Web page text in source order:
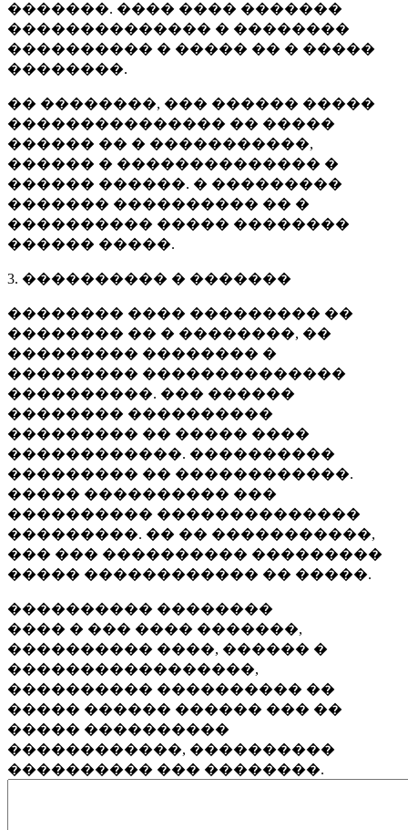
�������. ���� ���� �������
�������������� � ��������
���������� � ����� �� � �����
��������.
�� ��������, ��� ������ �����
��������������� �� �����
������ �� � �����������,
������ � �������������� �
������ ������. � ���������
������� ���������� �� �
���������� ����� ��������
������ �����.
3. ���������� � �������
�������� ���� ��������� ��
�������� �� � ��������, ��
��������� �������� �
��������� ��������������
����������. ��� ������
�������� ����������
��������� �� ����� ����
������������. ����������
��������� �� ������������.
����� ���������� ���
���������� ��������������
���������. �� �� �����������,
��� ��� ���������� ���������
����� ������������ �� �����.
���������� ��������
���� � ��� ���� �������,
���������� ����, ������ �
�����������������,
���������� ���������� ��
����� ������ ������ ��� ��
����� ����������
������������, ����������
���������� ��� ��������.